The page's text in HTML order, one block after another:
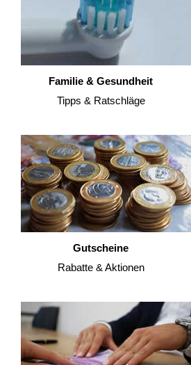
Familie & Gesundheit
Tipps & Ratschläge
Gutscheine
Rabatte & Aktionen